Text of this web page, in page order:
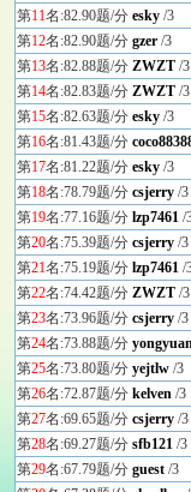
第11名:82.90题/分 esky /3
第12名:82.90题/分 gzer /3
第13名:82.88题/分 ZWZT /3
第14名:82.83题/分 ZWZT /3
第15名:82.63题/分 esky /3
第16名:81.43题/分
第17名:81.22题/分 esky /3
第18名:78.79题/分 csjerry /3
第19名:77.16题/分 lzp7461 /
第20名:75.39题/分 csjerry /3
第21名:75.19题/分 lzp7461 /
第22名:74.42题/分 ZWZT /3
第23名:73.96题/分 csjerry /3
第24名:73.88题/分
第25名:73.80题/分 yejtlw /3
第26名:72.87题/分 kelven /3
第27名:69.65题/分 csjerry /3
第28名:69.27题/分 sfb121 /3
第29名:67.79题/分 guest /3